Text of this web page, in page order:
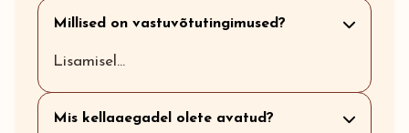
Millised on vastuvõtutingimused?
Lisamisel...
Mis kellaaegadel olete avatud?